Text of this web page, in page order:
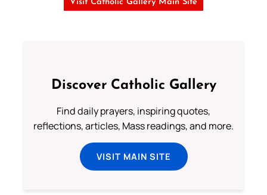
Visit Catholic Gallery Main Site
Discover Catholic Gallery
Find daily prayers, inspiring quotes,
reflections, articles, Mass readings, and more.
VISIT MAIN SITE